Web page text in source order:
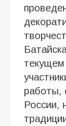
работы,
России,